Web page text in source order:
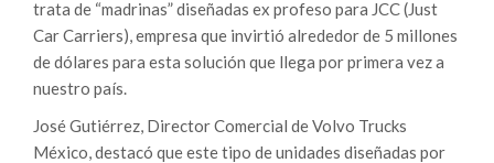
trata de “madrinas” diseñadas ex profeso para JCC (Just
Car Carriers), empresa que invirtió alrededor de 5 millones
de dólares para esta solución que llega por primera vez a
nuestro país.
José Gutiérrez, Director Comercial de Volvo Trucks
México, destacó que este tipo de unidades diseñadas por